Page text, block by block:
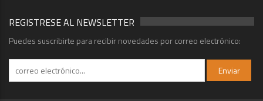
REGISTRESE AL NEWSLETTER
Puedes suscribirte para recibir novedades por correo electrónico: